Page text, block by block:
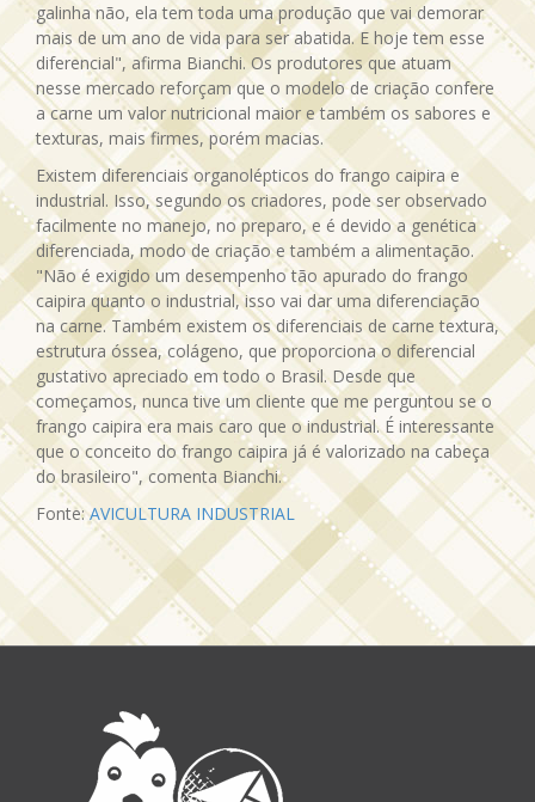
galinha não, ela tem toda uma produção que vai demorar
mais de um ano de vida para ser abatida. E hoje tem esse
diferencial", afirma Bianchi. Os produtores que atuam
nesse mercado reforçam que o modelo de criação confere
a carne um valor nutricional maior e também os sabores e
texturas, mais firmes, porém macias.
Existem diferenciais organolépticos do frango caipira e
industrial. Isso, segundo os criadores, pode ser observado
facilmente no manejo, no preparo, e é devido a genética
diferenciada, modo de criação e também a alimentação.
"Não é exigido um desempenho tão apurado do frango
caipira quanto o industrial, isso vai dar uma diferenciação
na carne. Também existem os diferenciais de carne textura,
estrutura óssea, colágeno, que proporciona o diferencial
gustativo apreciado em todo o Brasil. Desde que
começamos, nunca tive um cliente que me perguntou se o
frango caipira era mais caro que o industrial. É interessante
que o conceito do frango caipira já é valorizado na cabeça
do brasileiro", comenta Bianchi.
Fonte:AVICULTURA INDUSTRIAL